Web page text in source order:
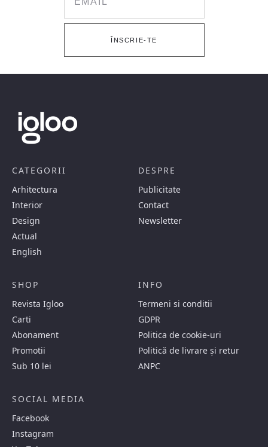
ÎNSCRIE-TE
CATEGORII
Arhitectura
Interior
Design
Actual
English
DESPRE
Publicitate
Contact
Newsletter
SHOP
Revista Igloo
Carti
Abonament
Promotii
Sub 10 lei
INFO
Termeni si conditii
GDPR
Politica de cookie-uri
Politică de livrare și retur
ANPC
SOCIAL MEDIA
Facebook
Instagram